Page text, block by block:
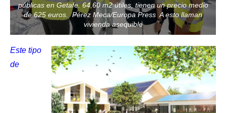
públicas en Getafe. 64,60 m2 útiles, tienen un precio medio
de 625 euros. Pérez Meca/Europa Press A esto llaman
vivienda asequible
Este tipo
de